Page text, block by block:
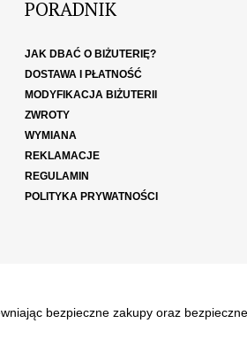
PORADNIK
JAK DBAĆ O BIŻUTERIĘ?
DOSTAWA I PŁATNOŚĆ
MODYFIKACJA BIŻUTERII
ZWROTY
WYMIANA
REKLAMACJE
REGULAMIN
POLITYKA PRYWATNOŚCI
bezpieczne zakupy oraz